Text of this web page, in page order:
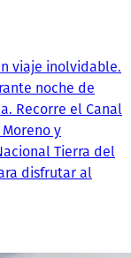
viaje inolvidable.
noche de
Recorre el Canal
y
Tierra del
disfrutar al